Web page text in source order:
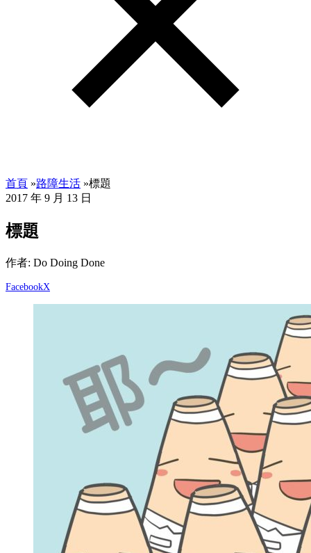
首頁 »路障生活 »標題
2017 年 9 月 13 日
標題
作者: Do Doing Done
FacebookX